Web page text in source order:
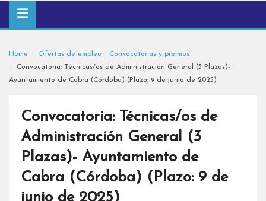
Home Ofertas de empleo
Convocatorias y premios
Convocatoria: Técnicas/os de Administración General (3 Plazas)-
Ayuntamiento de Cabra (Córdoba) (Plazo: 9 de junio de 2025)
Convocatoria: Técnicas/os de
Administración General (3
Plazas)- Ayuntamiento de
Cabra (Córdoba) (Plazo: 9 de
junio de 2025)